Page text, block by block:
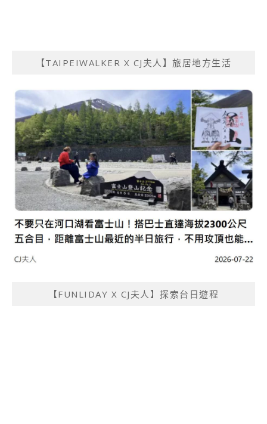
【TAIPEIWALKER X CJ夫人】旅居地方生活
【FUNLIDAY X CJ夫人】探索台日遊程